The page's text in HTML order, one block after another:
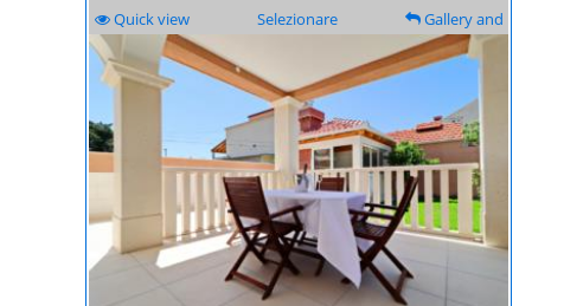
Quick view Selezionare
Gallery and